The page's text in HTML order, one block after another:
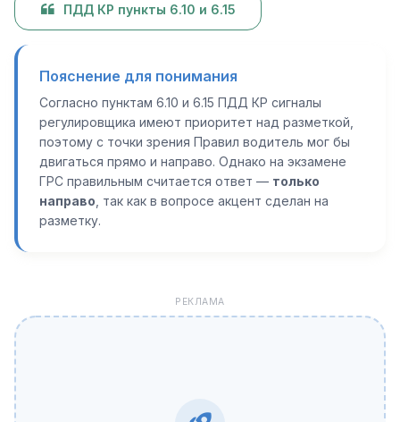
ПДД КР пункты 6.10 и 6.15
Пояснение для понимания
Согласно пунктам 6.10 и 6.15 ПДД КР сигналы
регулировщика имеют приоритет над разметкой,
поэтому с точки зрения Правил водитель мог бы
двигаться прямо и направо. Однако на экзамене
ГРС правильным считается ответ — только
направо , так как в вопросе акцент сделан на
разметку.
РЕКЛАМА